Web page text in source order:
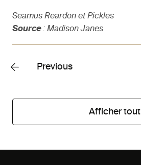
Seamus Reardon et Pickles
Source: Madison Janes
Previous
Afficher tout